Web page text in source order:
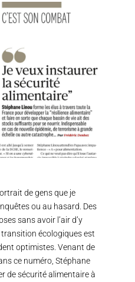
de gens que je
ou au hasard. Des
sans avoir l’air d’y
écologiques est
optimistes. Venant de
ce numéro, Stéphane
de sécurité alimentaire à